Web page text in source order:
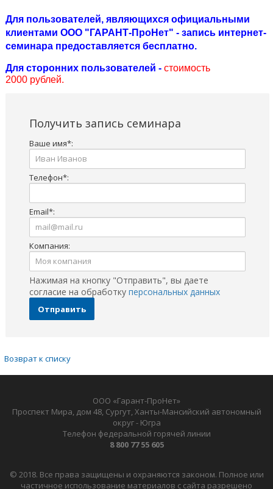
Для пользователей, являющихся официальными
клиентами ООО "ГАРАНТ-ПроНет" - запись интернет-
семинара предоставляется бесплатно.
Для сторонних пользователей - стоимость
2000 рублей.
Получить запись семинара
Ваше имя*:
Телефон*:
Email*:
Компания:
Нажимая на кнопку "Отправить", вы даете
согласие на обработку персональных данных
Отправить
Возврат к списку
ООО «Гарант-ПроНет»
Проспект Мира, дом 48, Сургут, Ханты-Мансийский автономный
округ - Югра
Телефон федеральной горячей линии
8 800 77 55 605
© 2018. Все права защищены и охраняются законом. Полное или
частичное использование материалов с сайта разрешено